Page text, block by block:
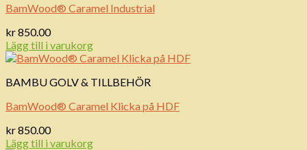
BamWood® Caramel Industrial
kr850.00
Lägg till i varukorg
BAMBU GOLV & TILLBEHÖR
BamWood® Caramel Klicka på HDF
kr850.00
Lägg till i varukorg